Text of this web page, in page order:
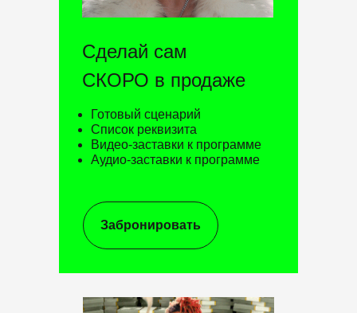
Сделай сам
Готовый сценарий
Список реквизита
Видео-заставки к программе
Аудио-заставки к программе
Забронировать
СКОРО в продаже